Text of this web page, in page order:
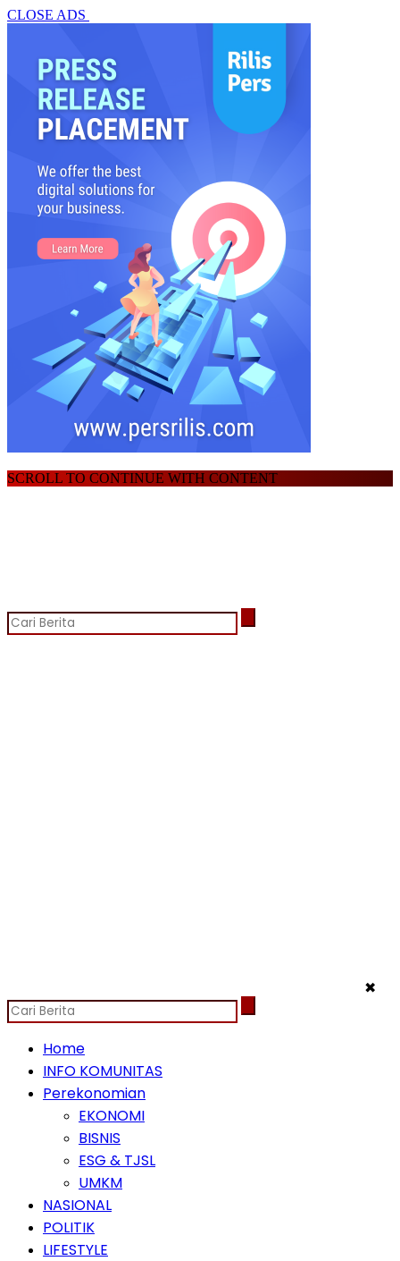
CLOSE ADS
SCROLL TO CONTINUE WITH CONTENT
✖
Home
INFO KOMUNITAS
Perekonomian
EKONOMI
BISNIS
ESG & TJSL
UMKM
NASIONAL
POLITIK
LIFESTYLE